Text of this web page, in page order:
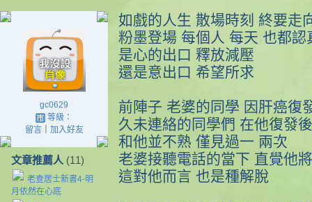
gc0629
等級：
留言｜ 加入好友
文章推薦人 (11)
老查居士新書4-明
月依然在心底
如戲的人生 散場時刻 終要走
粉墨登場 每個人 每天 也都認
是心的出口 釋放減壓
還是意出口 希望所求
前陣子 老婆的同學 因肝癌復
久未連絡的同學們 在他復發
和他並不熟 僅見過一 兩次
老婆接聽電話的當下 直覺他
這對他而言 也是種解脫